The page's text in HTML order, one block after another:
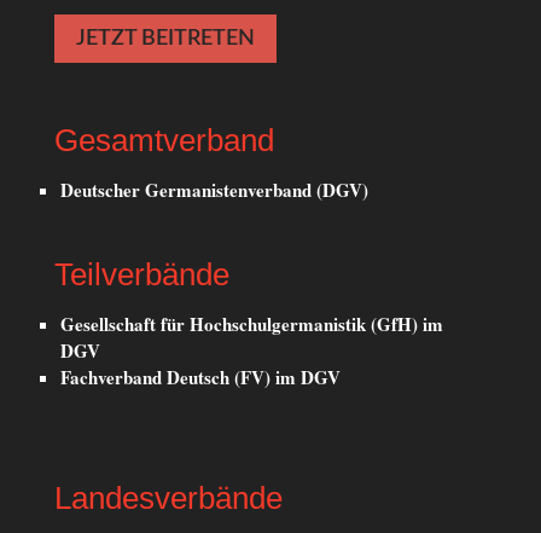
JETZT BEITRETEN
Gesamtverband
Deutscher Germanistenverband (DGV)
Teilverbände
Gesellschaft für Hochschulgermanistik (GfH) im
DGV
Fachverband Deutsch (FV) im DGV
Landesverbände